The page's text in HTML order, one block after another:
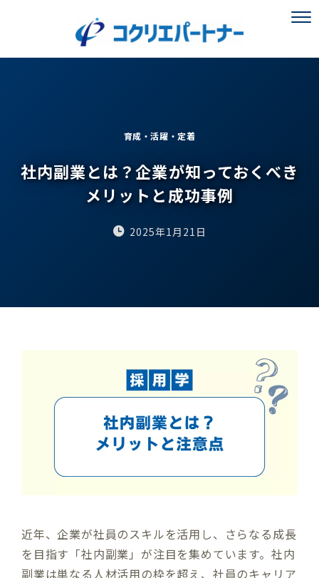
育成・活躍・定着
社内副業とは？企業が知っておくべき
メリットと成功事例
2025年1月21日
近年、企業が社員のスキルを活用し、さらなる成長
を目指す「社内副業」が注目を集めています。社内
副業は単なる人材活用の枠を超え、社員のキャリア